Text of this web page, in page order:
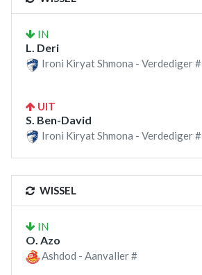
IN
L. Deri
Ironi Kiryat Shmona - Verdediger #
UIT
S. Ben-David
Ironi Kiryat Shmona - Verdediger #
WISSEL
IN
O. Azo
Ashdod - Aanvaller #